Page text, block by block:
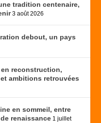
tradition centenaire,
3 août 2026
debout, un pays
reconstruction,
ambitions retrouvées
en sommeil, entre
renaissance 1 juillet